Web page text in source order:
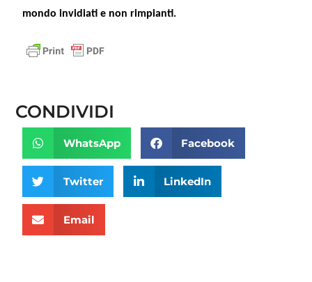
mondo invidiati e non rimpianti.
CONDIVIDI
WhatsApp Facebook
Twitter LinkedIn
Email